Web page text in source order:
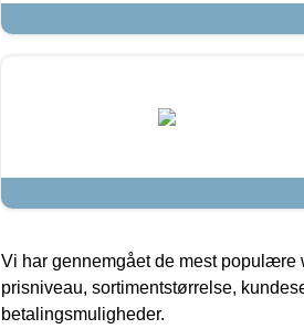
Vi har gennemgået de mest populære
prisniveau, sortimentstørrelse,
betalingsmuligheder.